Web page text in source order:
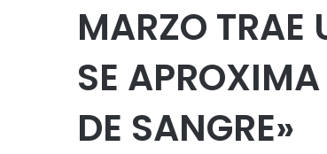
MARZO TRAE
SE
DE SANGRE»